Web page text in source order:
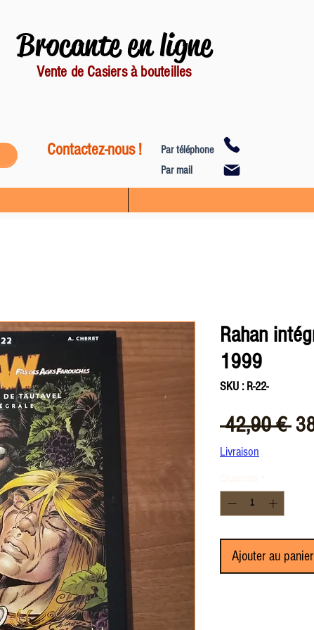
Brocante en ligne
Vente de Casiers à bouteilles
Contactez-nous !
Par téléphone
Par mail
Rahan
1999
SKU : R-22-
42,90 €
Livraison
Ajouter au panier